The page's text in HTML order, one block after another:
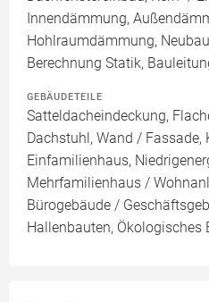
Innendämmung,
Hohlraumdämmung,
Berechnung Statik,
GEBÄUDETEILE
Satteldacheindeckung,
Dachstuhl, Wand / Fassade,
Einfamilienhaus,
Mehrfamilienhaus /
Bürogebäude /
Hallenbauten, Ökologisches